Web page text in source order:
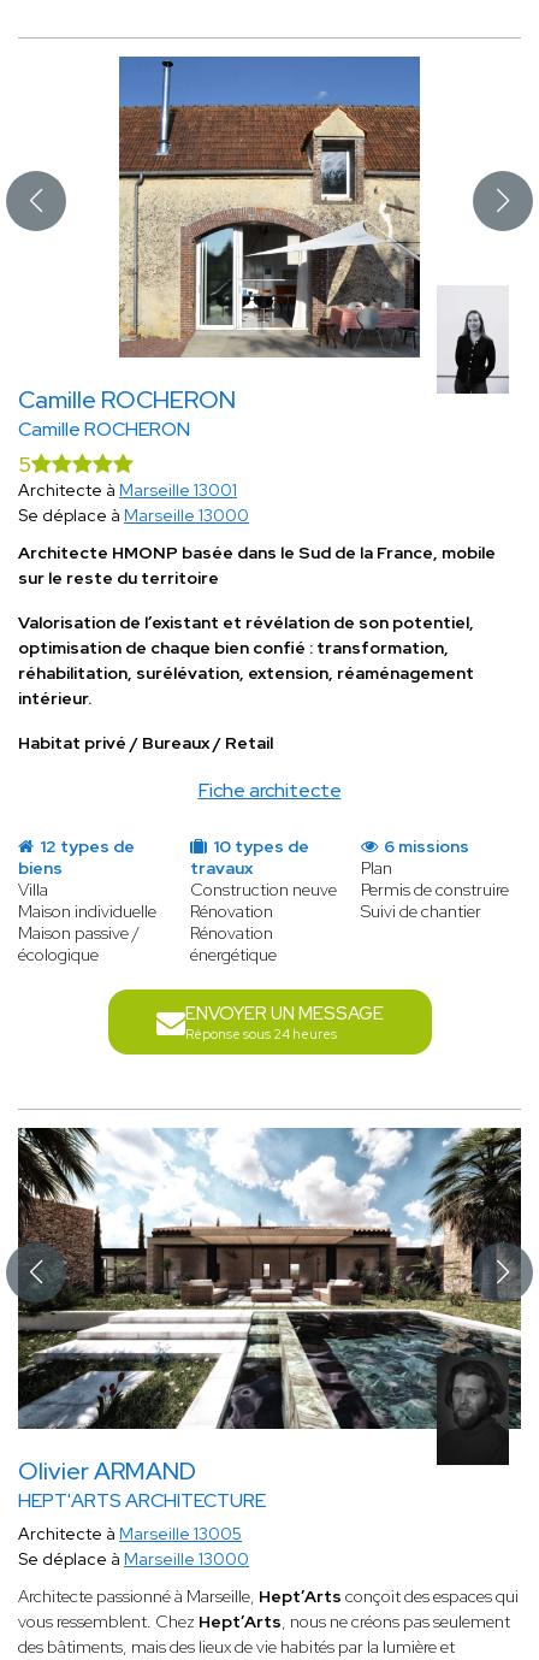
Camille ROCHERON
Camille ROCHERON
Fiche architecte
5
Architecte à Marseille 13001
Se déplace à Marseille 13000
Architecte HMONP basée dans le Sud de la France, mobile
sur le reste du territoire
Valorisation de l’existant et révélation de son potentiel,
optimisation de chaque bien confié : transformation,
réhabilitation, surélévation, extension, réaménagement
intérieur.
Habitat privé / Bureaux / Retail
12 types de
biens
Villa
Maison individuelle
Maison passive /
écologique
10 types de
travaux
Construction neuve
Rénovation
Rénovation
énergétique
6 missions
Plan
Permis de construire
Suivi de chantier
ENVOYER UN MESSAGE
Réponse sous 24 heures
Olivier ARMAND
HEPT'ARTS ARCHITECTURE
Architecte à Marseille 13005
Se déplace à Marseille 13000
Architecte passionné à Marseille, Hept’Arts conçoit des espaces qui
vous ressemblent. Chez Hept’Arts, nous ne créons pas seulement
des bâtiments, mais des lieux de vie habités par la lumière et